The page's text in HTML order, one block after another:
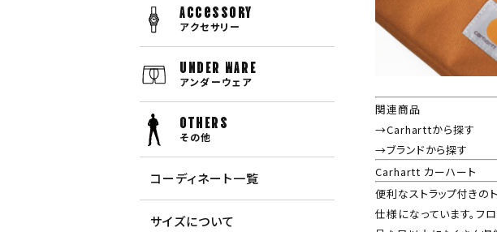
Accessory
アクセサリー
UNDER WARE
アンダーウェア
OTHERS
その他
コーディネート一覧
サイズについて
関連商品
→Carharttから探す
→ブランドから探す
Carhartt カーハート
便利なストラップ付きの
仕様になっています。フ